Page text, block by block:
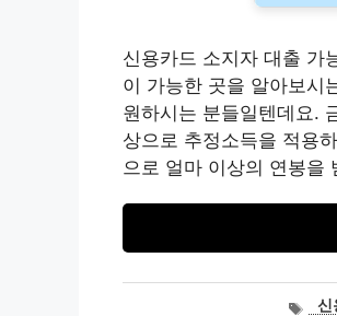
신용카드 소지자 대출 가
이 가능한 곳을 알아보시
원하시는 분들일텐데요.
상으로 추정소득을 적용
으로 얼마 이상의 연봉을
태신